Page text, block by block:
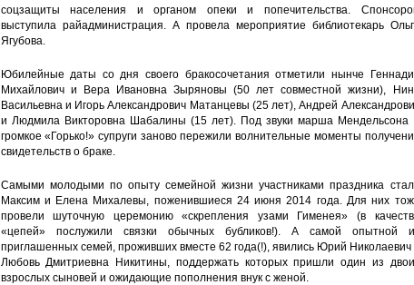
соцзащиты населения и органом опеки и попечительства.
выступила райадминистрация. А провела мероприятие библиотекарь
Ягубова.
Юбилейные даты со дня своего бракосочетания отметили нынче
Михайлович и Вера Ивановна Зыряновы (50 лет совместной жизни),
Васильевна и Игорь Александрович Матанцевы (25 лет), Андрей
и Людмила Викторовна Шабалины (15 лет). Под звуки марша Мендельсона
громкое «Горько!» супруги заново пережили волнительные моменты
свидетельств о браке.
Самыми молодыми по опыту семейной жизни участниками праздника
Максим и Елена Михалевы, поженившиеся 24 июня 2014 года. Для них
провели шуточную церемонию «скрепления узами Гименея» (в
«цепей» послужили связки обычных бубликов!). А самой опытной
приглашенных семей, проживших вместе 62 года(!), явились Юрий Николаевич
Любовь Дмитриевна Никитины, поддержать которых пришли один из
взрослых сыновей и ожидающие пополнения внук с женой.